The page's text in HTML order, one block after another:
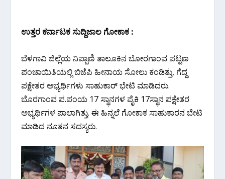
ಉತ್ತರ ಕರ್ನಾಟಕ ಸುದ್ದಿಜಾಲ ಗೋಕಾಕ :
ಬೆಳಗಾವಿ ಜಿಲ್ಲೆಯ ನಿಪ್ಪಾಣಿ ತಾಲೂಕಿನ ಬೋರಗಾಂವ ಪಟ್ಟಣ
ಪಂಚಾಯಿತಿಯಲ್ಲಿ ಬಿಜೆಪಿ ಹೀನಾಯ ಸೋಲು ಕಂಡಿತ್ತು, ಗೆದ್ದ
ಪಕ್ಷೇತರ ಅಭ್ಯರ್ಥಿಗಳು ಸಾಹುಕಾರ್ ಭೇಟಿ ಮಾಡಿದರು.
ಬೊರಗಾಂವ ಪ.ಪಂಯ 17 ಸ್ಥಾನಗಳ ಪೈಕಿ 17ಸ್ಥಾನ ಪಕ್ಷೇತರ
ಅಭ್ಯರ್ಥಿಗಳ ಪಾಲಾಗಿತ್ತು. ಈ ಹಿನ್ನಲೆ ಗೋಕಾಕ ಸಾಹುಕಾರನ ಬೇಟಿ
ಮಾಡಿದ ನೂತನ ಸದಸ್ಯರು.